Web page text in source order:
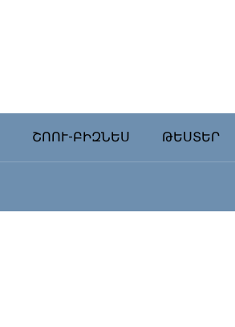
ՇՈՈՒ-ԲԻԶՆԵՍ ԹԵՍՏԵՐ